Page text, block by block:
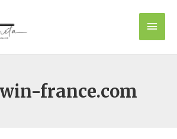
france.com